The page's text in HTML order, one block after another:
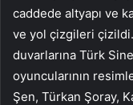
caddede altyapı ve
ve yol çizgileri çizildi.
duvarlarına Türk
oyuncularının
Şen, Türkan Şoray,